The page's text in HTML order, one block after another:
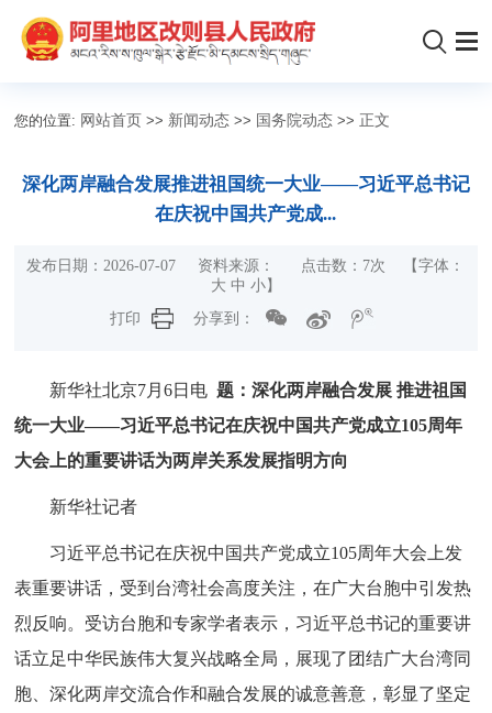
您的位置: 网站首页 >> 新闻动态 >> 国务院动态 >> 正文
深化两岸融合发展推进祖国统一大业——习近平总书记
在庆祝中国共产党成...
发布日期：2026-07-07 资料来源： 点击数： 7次 【字体：
大 中 小】
打印
分享到：
新华社北京7月6日电题：深化两岸融合发展 推进祖国
统一大业——习近平总书记在庆祝中国共产党成立105周年
大会上的重要讲话为两岸关系发展指明方向
新华社记者
习近平总书记在庆祝中国共产党成立105周年大会上发
表重要讲话，受到台湾社会高度关注，在广大台胞中引发热
烈反响。受访台胞和专家学者表示，习近平总书记的重要讲
话立足中华民族伟大复兴战略全局，展现了团结广大台湾同
胞、深化两岸交流合作和融合发展的诚意善意，彰显了坚定